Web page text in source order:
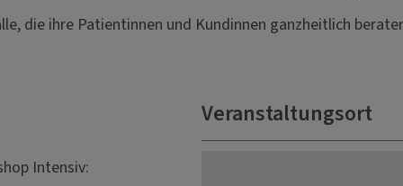
die ihre Patientinnen und Kundinnen ganzheitlich
Intensiv:
Veranstaltungsort